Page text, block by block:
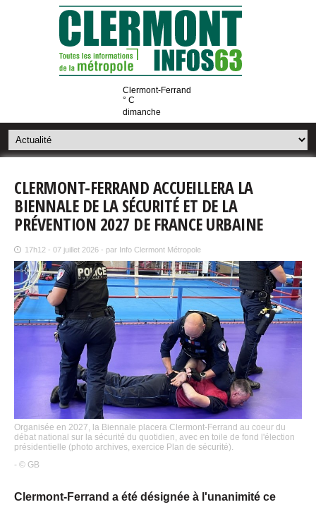
Clermont-Ferrand
° C
dimanche
CLERMONT-FERRAND ACCUEILLERA LA
BIENNALE DE LA SÉCURITÉ ET DE LA
PRÉVENTION 2027 DE FRANCE URBAINE
17h12 - 07 juillet 2026 - par Info Clermont Métropole
Organisée en 2027, la Biennale placera Clermont-Ferrand au coeur du
débat national sur la sécurité du quotidien, avec en toile de fond l'élection
présidentielle (photo archives, exercice Plan de sécurité).
- © GB
Clermont-Ferrand a été désignée à l'unanimité ce